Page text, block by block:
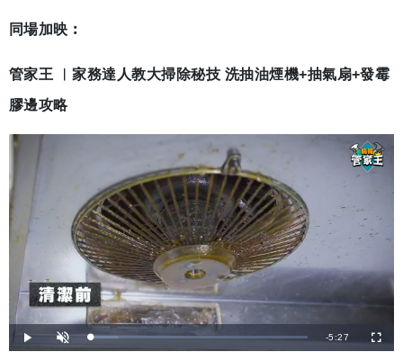
同場加映︰
管家王 ︳家務達人教大掃除秘技 洗抽油煙機+抽氣扇+發霉
膠邊攻略
播
放
開
啟
載
入
剩
-5:27
全
螢